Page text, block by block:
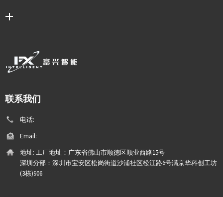
联系我们
电话:
Email:
地址: 工厂地址：广东省佛山市顺德区顺业西路15号
深圳分部：深圳市宝安区松岗街道沙浦社区松江路6号满京华科创工坊
(3栋)906